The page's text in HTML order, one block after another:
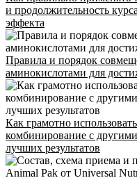
и продолжительность
эффекта
Правила и порядок
аминокислотами для
Как грамотно
комбинирование с
лучших результатов
E-mail